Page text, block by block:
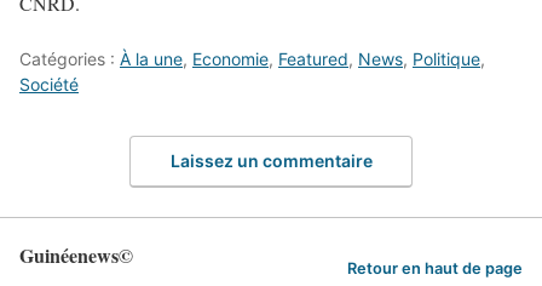
Catégories : À la une, Economie, Featured, News, Politique,
Société
Laissez un commentaire
Guinéenews© Retour en haut de page